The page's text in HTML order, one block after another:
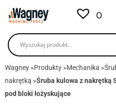
0
Wagney »Produkty »Mechanika »
nakrętką »Śruba kulowa z nakrętką
pod bloki łożyskujące